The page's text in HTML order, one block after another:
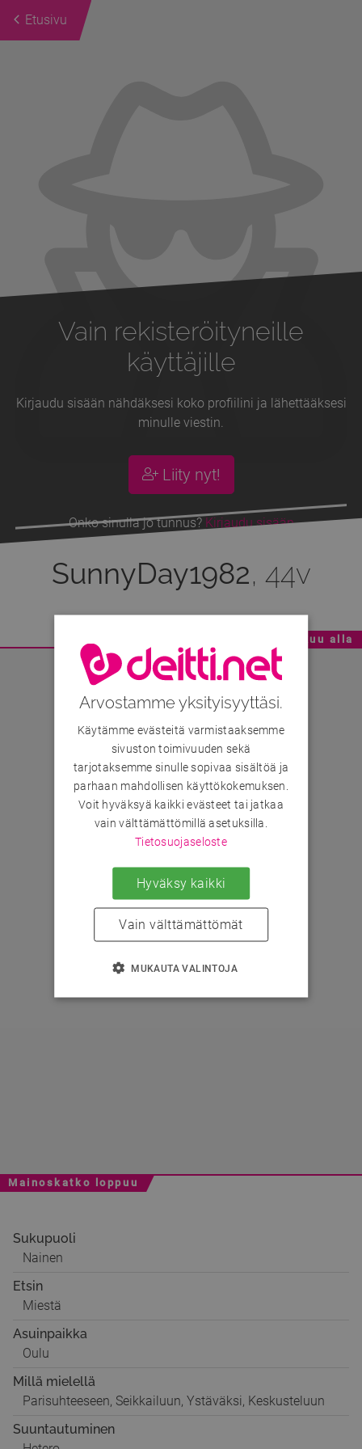
Etusivu
Vain rekisteröityneille
käyttäjille
Kirjaudu sisään nähdäksesi koko profiilini ja lähettääksesi
minulle viestin.
Liity nyt!
Onko sinulla jo tunnus? Kirjaudu sisään
SunnyDay1982, 44v
Mainoskatko - Sisältö jatkuu alla
Mainoskatko loppuu
Sukupuoli
Nainen
Etsin
Miestä
Asuinpaikka
Oulu
Millä mielellä
Parisuhteeseen, Seikkailuun, Ystäväksi, Keskusteluun
Suuntautuminen
Arvostamme yksityisyyttäsi.
Käytämme evästeitä varmistaaksemme
sivuston toimivuuden sekä
tarjotaksemme sinulle sopivaa sisältöä ja
parhaan mahdollisen käyttökokemuksen.
Voit hyväksyä kaikki evästeet tai jatkaa
vain välttämättömillä asetuksilla.
Tietosuojaseloste
Hyväksy kaikki
Vain välttämättömät
MUKAUTA VALINTOJA